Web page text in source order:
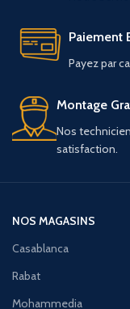
Paiement
Payez par
Montage
Nos
satisfaction.
NOS MAGASINS
Casablanca
Rabat
Mohammedia